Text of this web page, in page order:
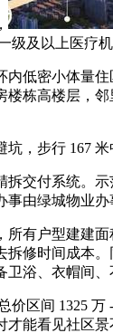
及以上医疗
密小体量住
栋高楼层，
步行 167 米
付系统。示
由绿城物业
户型建建面
修时间成本
浴、衣帽间
间 1325 万
能看见社区